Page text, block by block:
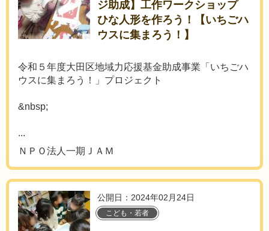
ジ助成】工作ワークショップ
ひな人形を作ろう！【いちごハ
ウスに集まろう！】
令和５年度大田区地域力応援基金助成事業「いちごハ
ウスに集まろう！」プロジェクト
&nbsp;
...
ＮＰＯ法人一期ＪＡＭ
公開日：2024年02月24日
こども・若者